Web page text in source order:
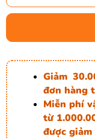
Giảm
đơn hàng
Miễn phí
từ
được